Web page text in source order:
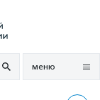
меню